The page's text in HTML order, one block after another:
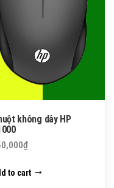
không dây HP
₫
to cart